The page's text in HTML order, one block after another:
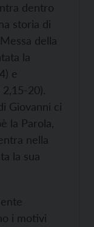
dentro
storia di
della
la
e
2,15-20).
Giovanni ci
la Parola,
nella
la sua
i motivi